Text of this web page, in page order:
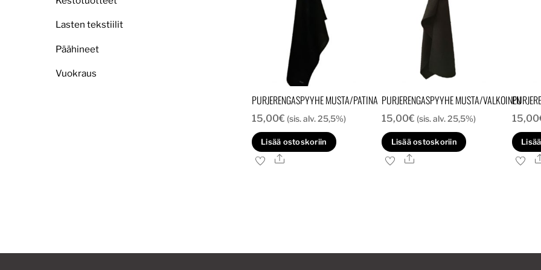
PURJERENGASPYYHE MUSTA/PATINA
15,00€ (sis. alv. 25,5%)
Lisää ostoskoriin
Ale
PURJERENGASPYYHE MUSTA/VALKOINEN
15,00€ (sis. alv. 25,5%)
Lisää ostoskoriin
Ale
15,00
Lasten tekstiilit
Päähineet
Vuokraus